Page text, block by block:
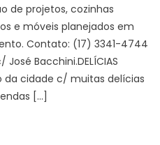
de projetos, cozinhas
e móveis planejados em
Contato: (17) 3341-4744
Bacchini.DELÍCIAS
da cidade c/ muitas delícias
[…]